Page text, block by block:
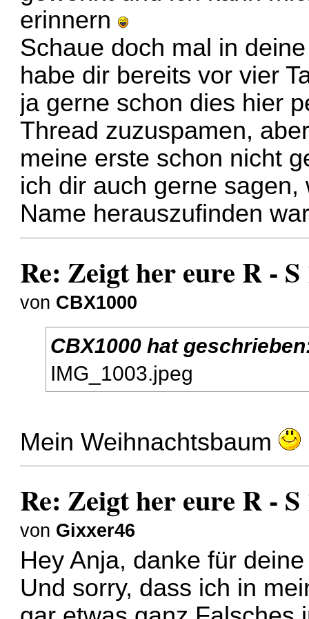
erinnern
Schaue doch mal in
habe dir bereits vor vier
ja gerne schon dies hier
Thread zuzuspamen,
meine erste schon nicht
ich dir auch gerne
Name herauszufinden
Re: Zeigt her eure R -
von CBX1000
CBX1000 hat
IMG_1003.jpeg
Mein Weihnachtsbaum
Re: Zeigt her eure R -
von Gixxer46
Hey Anja, danke für
Und sorry, dass ich in